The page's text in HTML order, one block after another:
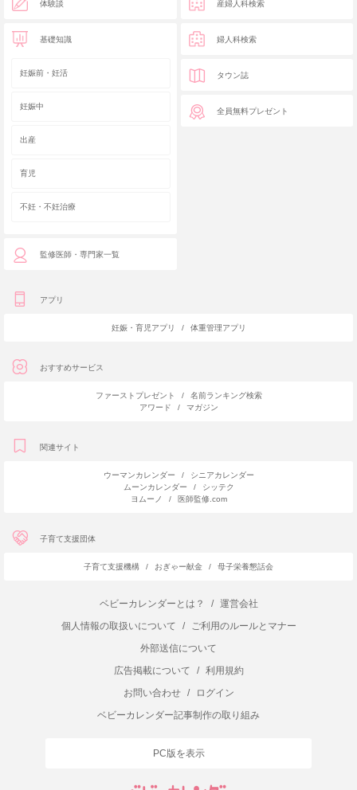
体験談
基礎知識
妊娠前・妊活
妊娠中
出産
育児
不妊・不妊治療
監修医師・専門家一覧
産婦人科検索
婦人科検索
タウン誌
全員無料プレゼント
アプリ
妊娠・育児アプリ / 体重管理アプリ
おすすめサービス
ファーストプレゼント /
名前ランキング検索
アワード
/ マガジン
関連サイト
ウーマンカレンダー /
シニアカレンダー
ムーンカレンダー
/
シッテク
ヨムーノ
/ 医師監修.com
子育て支援団体
子育て支援機構 / おぎゃー献金 / 母子栄養懇話会
ベビーカレンダーとは？ /
運営会社
個人情報の取扱いについて
/
ご利用のルールとマナー
外部送信について
広告掲載について
/
利用規約
お問い合わせ
/
ログイン
ベビーカレンダー記事制作の取り組み
PC版を表示